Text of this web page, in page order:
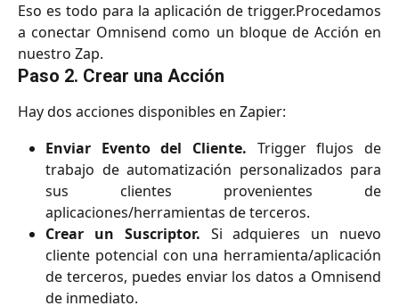
Eso es todo para la aplicación de trigger.Procedamos
a conectar Omnisend como un bloque de Acción en
nuestro Zap.
Paso 2. Crear una Acción
Hay dos acciones disponibles en Zapier:
Enviar Evento del Cliente. Trigger flujos de
trabajo de automatización personalizados para
sus clientes provenientes de
aplicaciones/herramientas de terceros.
Crear un Suscriptor. Si adquieres un nuevo
cliente potencial con una herramienta/aplicación
de terceros, puedes enviar los datos a Omnisend
de inmediato.